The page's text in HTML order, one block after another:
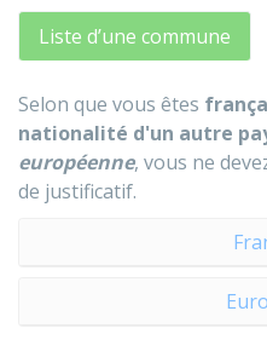
Liste d’une commune
Selon que vous êtes
nationalité d'un autre
européenne, vous ne
de justificatif.